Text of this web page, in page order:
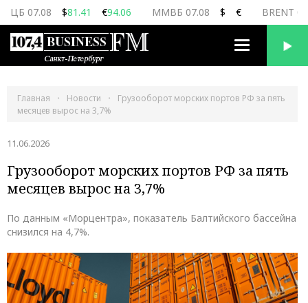
ЦБ 07.08 $81.41 €94.06 ММВБ 07.08 $ € BRENT
Переключить
Главная Новости
Грузооборот морских портов РФ за пять
месяцев вырос на 3,7%
11.06.2026
Грузооборот морских портов РФ за пять
месяцев вырос на 3,7%
По данным «Морцентра», показатель Балтийского бассейна
снизился на 4,7%.